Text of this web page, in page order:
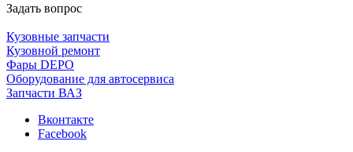
Задать вопрос
Кузовные запчасти
Кузовной ремонт
Фары DEPO
Оборудование для автосервиса
Запчасти ВАЗ
Вконтакте
Facebook